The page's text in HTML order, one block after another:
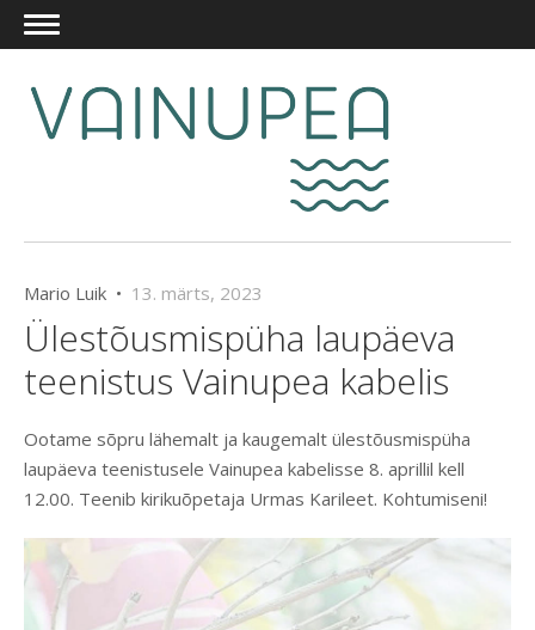
Mario Luik • 13. märts, 2023
Ülestõusmispüha laupäeva
teenistus Vainupea kabelis
Ootame sõpru lähemalt ja kaugemalt ülestõusmispüha
laupäeva teenistusele Vainupea kabelisse 8. aprillil kell
12.00. Teenib kirikuõpetaja Urmas Karileet. Kohtumiseni!